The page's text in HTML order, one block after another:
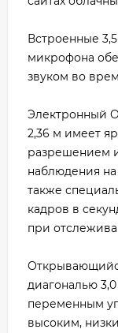
Встроенные
микрофона
звуком во
Электронный
2,36 м имеет
разрешением
наблюдения на
также
кадров в
при
диагональю
переменным
высоким,